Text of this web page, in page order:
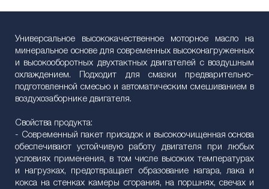
Универсальное высококачественное моторное масло на
минеральное основе для современных высоконагруженных
и высокооборотных двухтактных двигателей с воздушным
охлаждением. Подходит для смазки предварительно-
подготовленной смесью и автоматическим смешиванием в
воздухозаборнике двигателя.
Свойства продукта:
- Современный пакет присадок и высокоочищенная основа
обеспечивают устойчивую работу двигателя при любых
условиях применения, в том числе высоких температурах
и нагрузках, предотвращает образование нагара, лака и
кокса на стенках камеры сгорания, на поршнях, свечах и